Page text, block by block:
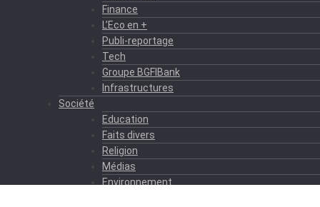
Finance
L’Eco en +
Publi-reportage
Tech
Groupe BGFIBank
Infrastructures
Société
Education
Faits divers
Religion
Médias
Environnement